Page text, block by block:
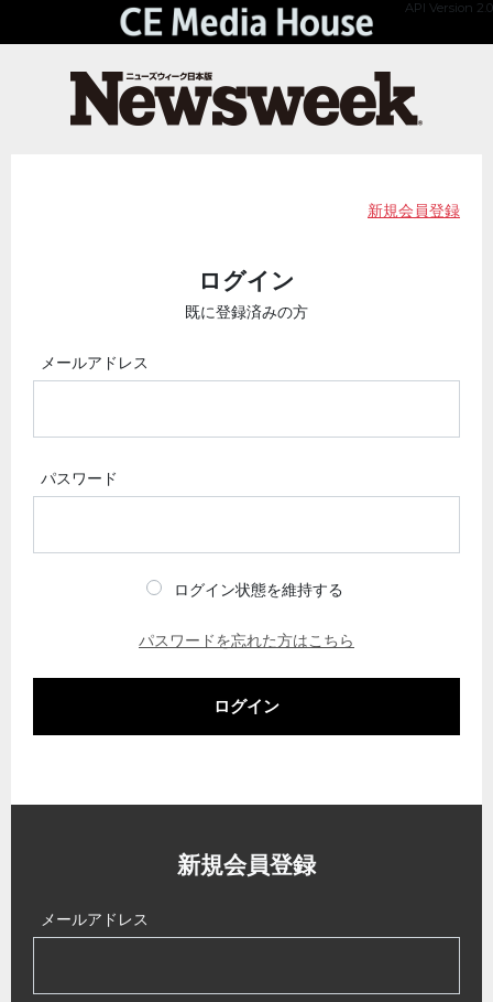
API Version 2.0
新規会員登録
ログイン
既に登録済みの方
メールアドレス
パスワード
ログイン状態を維持する
パスワードを忘れた方はこちら
ログイン
新規会員登録
メールアドレス